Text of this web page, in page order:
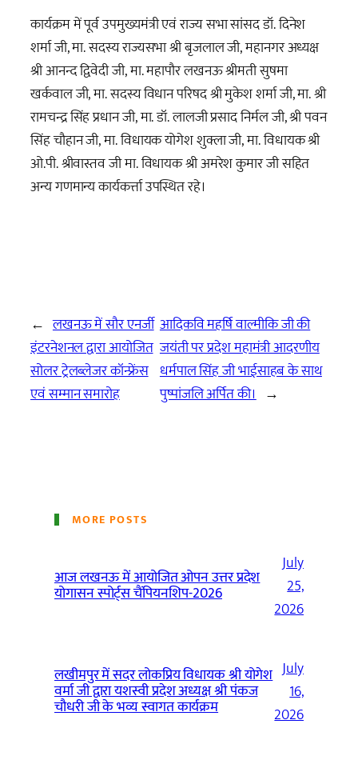
कार्यक्रम में पूर्व उपमुख्यमंत्री एवं राज्य सभा सांसद डॉ. दिनेश
शर्मा जी, मा. सदस्य राज्यसभा श्री बृजलाल जी, महानगर अध्यक्ष
श्री आनन्द द्विवेदी जी, मा. महापौर लखनऊ श्रीमती सुषमा
खर्कवाल जी, मा. सदस्य विधान परिषद श्री मुकेश शर्मा जी, मा. श्री
रामचन्द्र सिंह प्रधान जी, मा. डॉ. लालजी प्रसाद निर्मल जी, श्री पवन
सिंह चौहान जी, मा. विधायक योगेश शुक्ला जी, मा. विधायक श्री
ओ.पी. श्रीवास्तव जी मा. विधायक श्री अमरेश कुमार जी सहित
अन्य गणमान्य कार्यकर्त्ता उपस्थित रहे।
← लखनऊ में सौर एनर्जी
इंटरनेशनल द्वारा आयोजित
सोलर ट्रेलब्लेजर कॉन्फ्रेंस
एवं सम्मान समारोह
आदिकवि महर्षि वाल्मीकि जी की
जयंती पर प्रदेश महामंत्री आदरणीय
धर्मपाल सिंह जी भाईसाहब के साथ
पुष्पांजलि अर्पित की। →
MORE POSTS
आज लखनऊ में आयोजित ओपन उत्तर प्रदेश
योगासन स्पोर्ट्स चैंपियनशिप-2026
July
25,
2026
लखीमपुर में सदर लोकप्रिय विधायक श्री योगेश
वर्मा जी द्वारा यशस्वी प्रदेश अध्यक्ष श्री पंकज
चौधरी जी के भव्य स्वागत कार्यक्रम
July
16,
2026